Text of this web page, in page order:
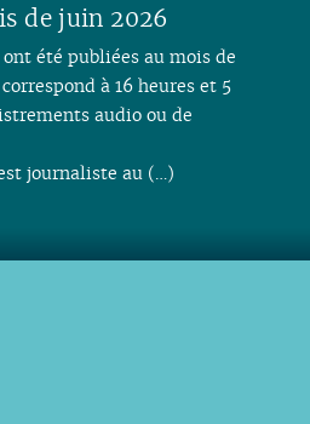
de juin 2026
été publiées au mois de
à 16 heures et 5
audio ou de
journaliste au (…)